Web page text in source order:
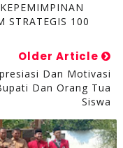
STRATEGIS 100
Older Article
Dan Motivasi
Dan Orang Tua
Siswa